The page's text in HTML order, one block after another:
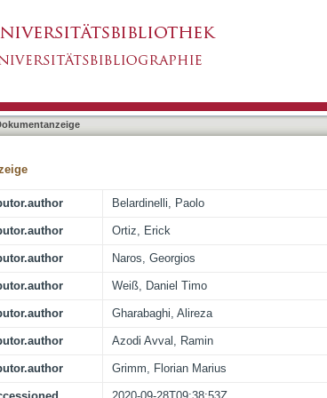
and spectrally distinct resting-
Belardinelli, Paolo
Ortiz, Erick
Naros, Georgios
Weiß, Daniel Timo
Gharabaghi, Alireza
Azodi Avval, Ramin
Grimm, Florian Marius